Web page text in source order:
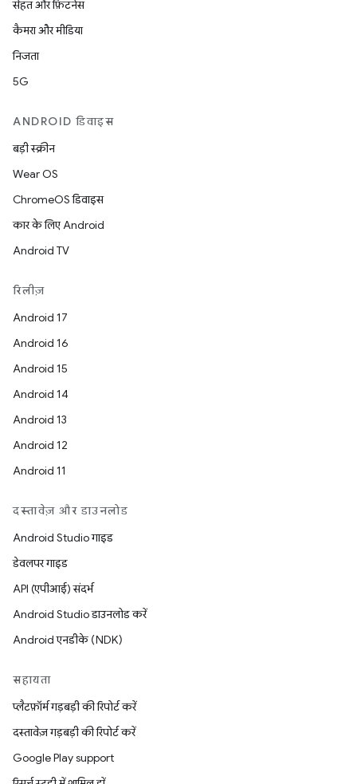
सेहत और फ़िटनेस
कैमरा और मीडिया
निजता
5G
ANDROID डिवाइस
बड़ी स्क्रीन
Wear OS
ChromeOS डिवाइस
कार के लिए Android
Android TV
रिलीज़
Android 17
Android 16
Android 15
Android 14
Android 13
Android 12
Android 11
दस्तावेज़ और डाउनलोड
Android Studio गाइड
डेवलपर गाइड
API (एपीआई) संदर्भ
Android Studio डाउनलोड करें
Android एनडीके (NDK)
सहायता
प्लैटफ़ॉर्म गड़बड़ी की रिपोर्ट करें
दस्तावेज़ गड़बड़ी की रिपोर्ट करें
Google Play support